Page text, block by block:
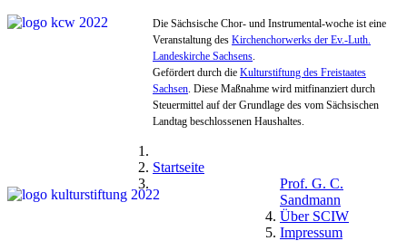
Die Sächsische Chor- und Instrumental-woche ist eine
Veranstaltung des Kirchenchorwerks der Ev.-Luth.
Landeskirche Sachsens.
Gefördert durch die Kulturstiftung des Freistaates
Sachsen. Diese Maßnahme wird mitfinanziert durch
Steuermittel auf der Grundlage des vom Sächsischen
Landtag beschlossenen Haushaltes.
Startseite
Prof. G. C.
Sandmann
Über SCIW
Impressum